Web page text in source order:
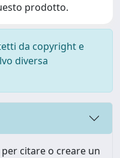
prodotto.
da copyright e
diversa
citare o creare un